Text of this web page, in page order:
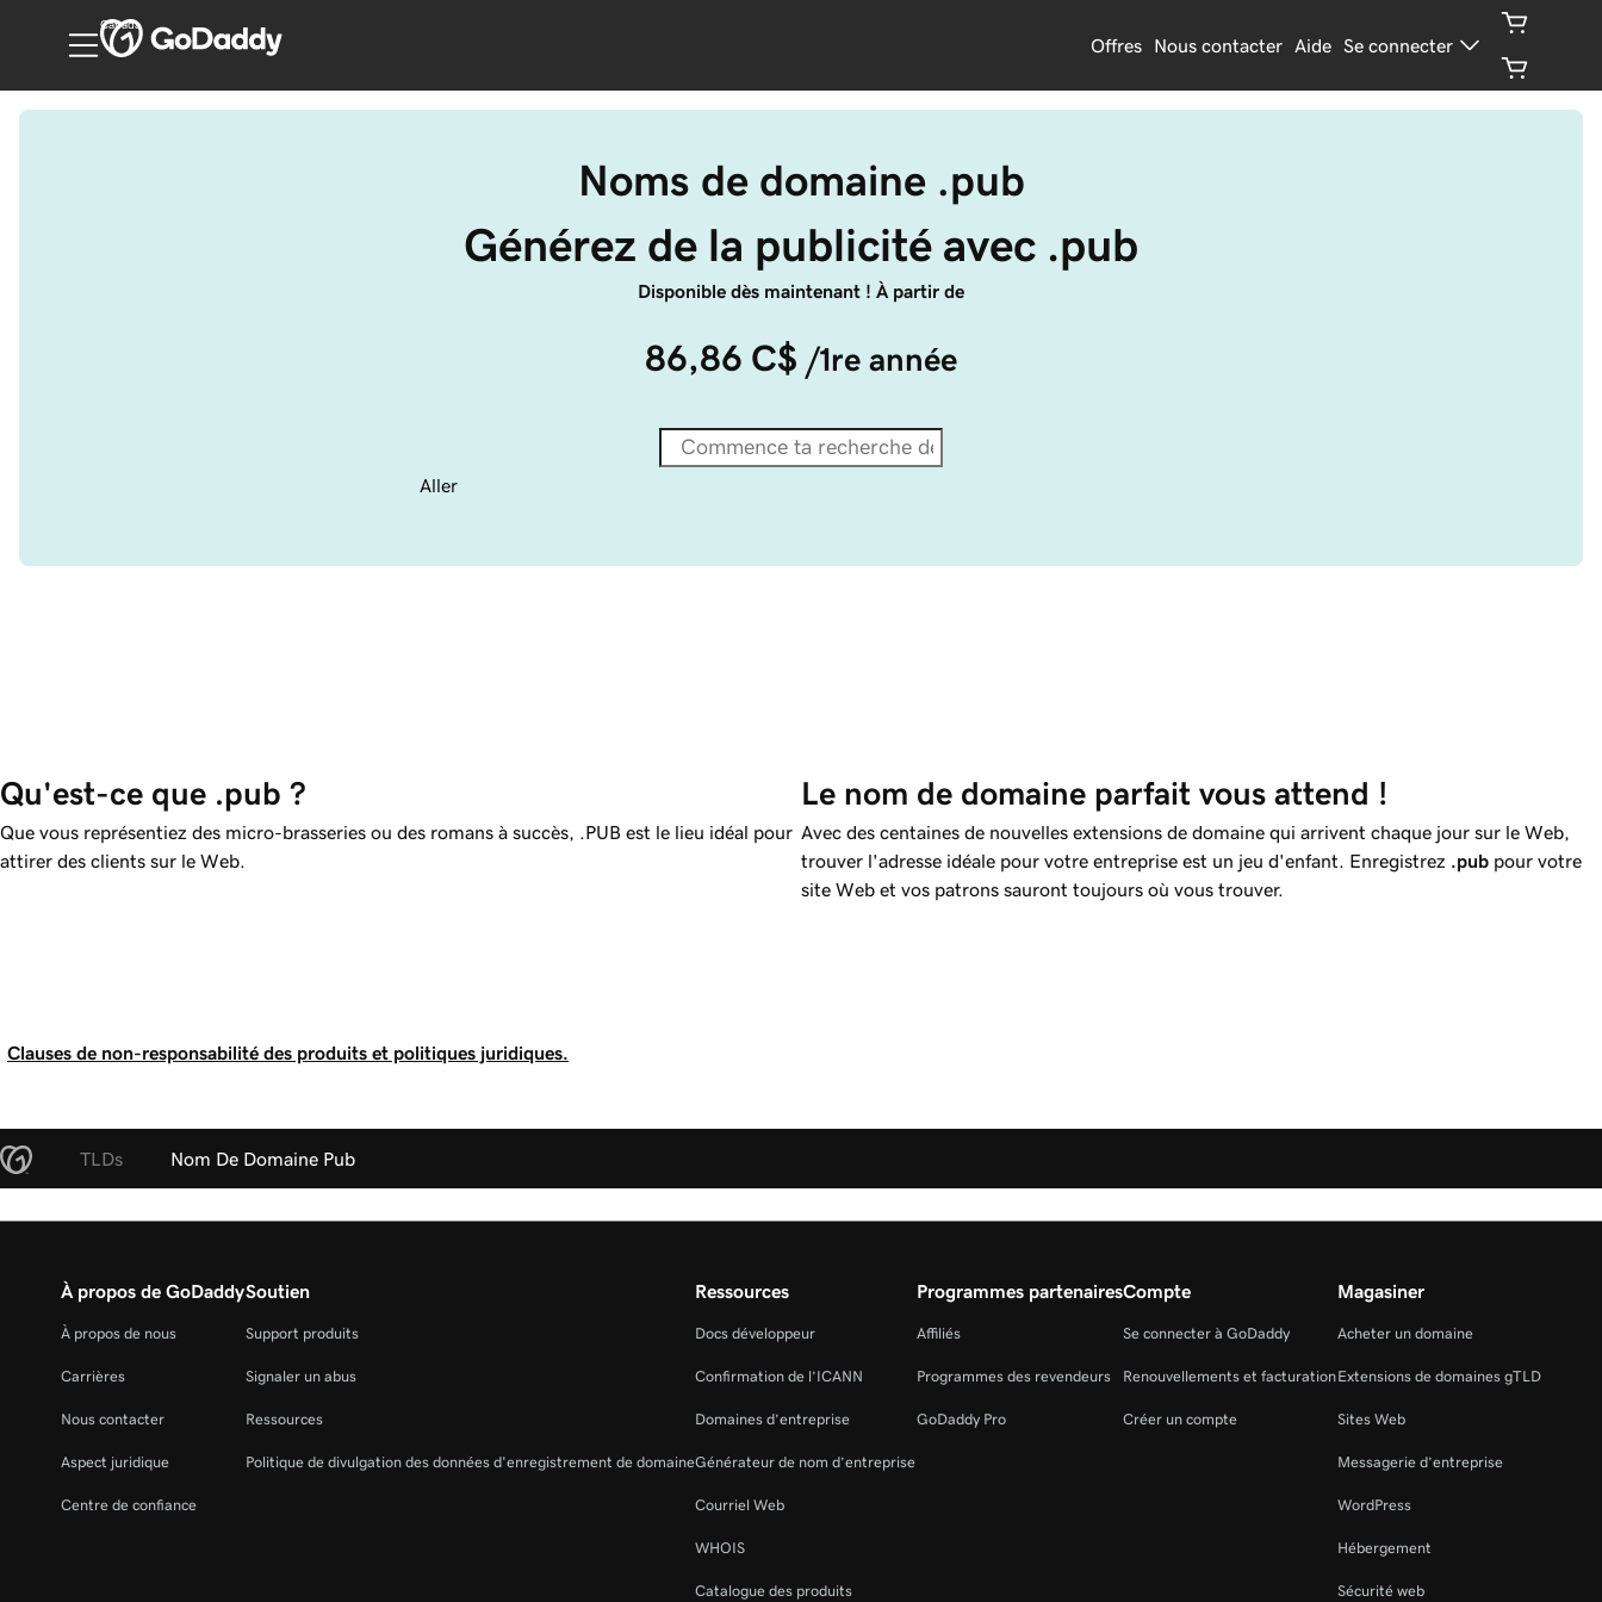
Canada
Offres Nous contacter Aide Se connecter
Noms de domaine .pub
Générez de la publicité avec .pub
Disponible dès maintenant ! À partir de
86,86 C$ /1re année
Aller
Qu'est-ce que .pub ?
Que vous représentiez des micro-brasseries ou des romans à succès, .PUB est le lieu idéal pour
attirer des clients sur le Web.
Le nom de domaine parfait vous attend !
Avec des centaines de nouvelles extensions de domaine qui arrivent chaque jour sur le Web,
trouver l'adresse idéale pour votre entreprise est un jeu d'enfant. Enregistrez .pub pour votre
site Web et vos patrons sauront toujours où vous trouver.
Clauses de non-responsabilité des produits et politiques juridiques.
TLDs Nom De Domaine Pub
À propos de GoDaddy
À propos de nous
Carrières
Nous contacter
Aspect juridique
Centre de confiance
Soutien
Support produits
Signaler un abus
Ressources
Politique de divulgation des données d'enregistrement de domaine
Ressources
Docs développeur
Confirmation de l’ICANN
Domaines d’entreprise
Générateur de nom d’entreprise
Courriel Web
WHOIS
Catalogue des produits
Programmes partenaires
Affiliés
Programmes des revendeurs
GoDaddy Pro
Compte
Se connecter à GoDaddy
Renouvellements et facturation
Créer un compte
Magasiner
Acheter un domaine
Extensions de domaines gTLD
Sites Web
Messagerie d’entreprise
WordPress
Hébergement
Sécurité web